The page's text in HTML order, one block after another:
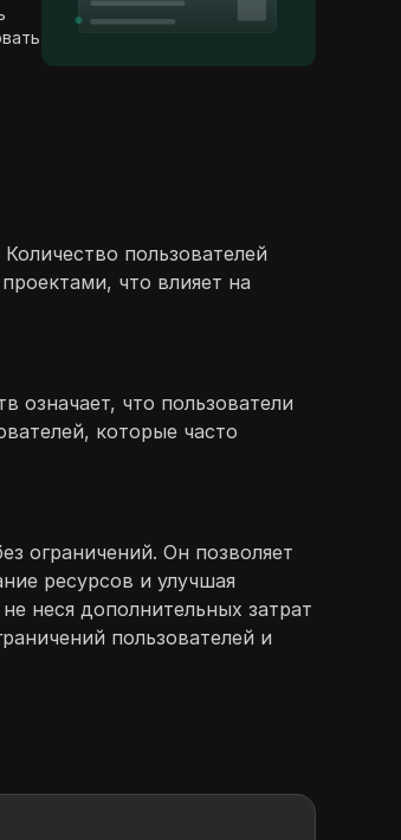
пользователей
что влияет на
означает, что пользователи
которые часто
ограничений. Он позволяет
ресурсов и улучшая
неся дополнительных затрат
пользователей и